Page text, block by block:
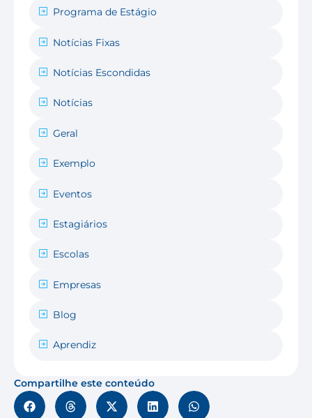
Programa de Estágio
Notícias Fixas
Notícias Escondidas
Notícias
Geral
Exemplo
Eventos
Estagiários
Escolas
Empresas
Blog
Aprendiz
Compartilhe este conteúdo